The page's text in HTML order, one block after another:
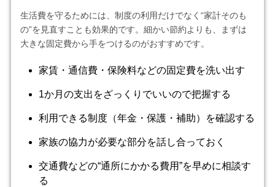
生活費を守るためには、制度の利用だけでなく“家計そのも
の”を見直すことも効果的です。細かい節約よりも、まずは
大きな固定費から手をつけるのがおすすめです。
家賃・通信費・保険料などの固定費を洗い出す
1か月の支出をざっくりでいいので把握する
利用できる制度（年金・保護・補助）を確認する
家族の協力が必要な部分を話し合っておく
交通費などの“通所にかかる費用”を早めに相談す
る